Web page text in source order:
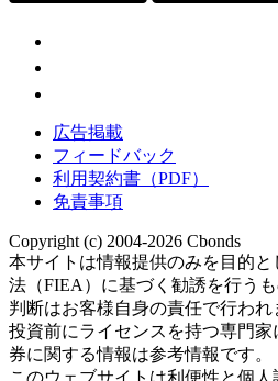
広告掲載
フィードバック
利用契約書（PDF）
免責事項
Copyright (c) 2004-2026 Cbonds
本サイトは情報提供のみを目的と
法（FIEA）に基づく勧誘を行う
判断はお客様自身の責任で行われ
投資前にライセンスを持つ専門
券に関する情報は参考情報です。
このウェブサイトは利便性と個